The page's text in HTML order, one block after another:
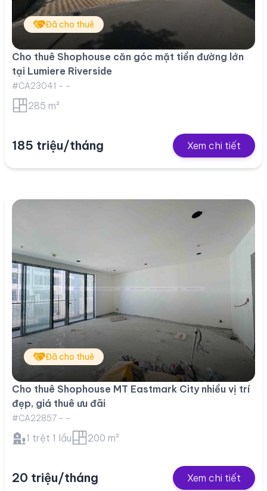
Đã cho thuê
Cho thuê Shophouse căn góc mặt tiền đường lớn
tại Lumiere Riverside
#CA23041 - -
285 m²
185 triệu/tháng Xem chi tiết
Đã cho thuê
Cho thuê Shophouse MT Eastmark City nhiều vị trí
đẹp, giá thuê ưu đãi
#CA22857 - -
1 trệt 1 lầu 200 m²
20 triệu/tháng Xem chi tiết